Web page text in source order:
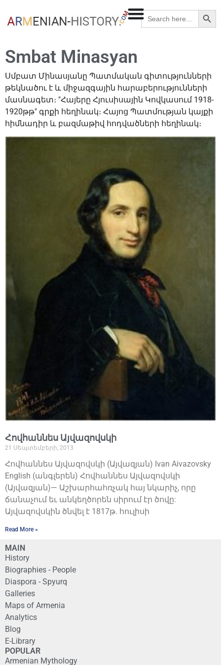
Search
for:
Smbat Minasyan
Սմբատ Մինասյանը Պատմական գիտությունների
թեկնածու է և միջազգային հարաբերությունների
մասնագետ։ "Հայերը Հյուսիսային Կովկասում 1918-
1920թթ" գրքի հեղինակ։ Հայոց Պատմության կայքի
հիմնադիր և բազմաթիվ հոդվածների հեղինակ։
Հովհաննես Այվազովսկի
21 Սեպտեմբերի, 2013
Հովհաննես Այվազովսկի (Այվազյան) Ivan Aivazovsky
English (անգլերեն) Հովհաննես Այվազովսկի
(Այվազյան)— Աշխարհահռչակ հայ նկարիչ, որը
ճանաչում եւ անկեղծորեն սիրում էր ծովը:
Այվազովսկին ծնվել է 1817թ. հուլիսի
Read More »
MAIN
History
Biographies - People
Diaspora - Spyurq
Galleries
Maps of Armenia
Analytics
Blog
E-Library
POPULAR
Armenian Mythology